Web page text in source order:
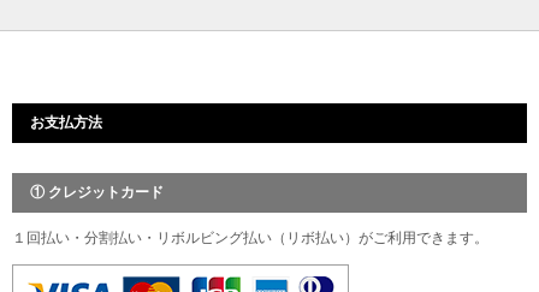
お支払方法
① クレジットカード
１回払い・分割払い・リボルビング払い（リボ払い）がご利用できます。